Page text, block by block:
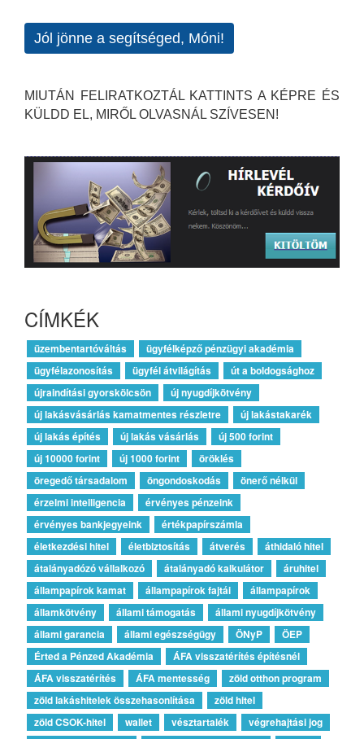
Jól jönne a segítséged, Móni!
MIUTÁN FELIRATKOZTÁL KATTINTS A KÉPRE ÉS
KÜLDD EL, MIRŐL OLVASNÁL SZÍVESEN!
CÍMKÉK
üzembentartóváltás
ügyfélképző pénzügyi akadémia
ügyfélazonosítás
ügyfél átvilágítás
út a boldogsághoz
újraindítási gyorskölcsön
új nyugdíjkötvény
új lakásvásárlás kamatmentes részletre
új lakástakarék
új lakás építés
új lakás vásárlás
új 500 forint
új 10000 forint
új 1000 forint
öröklés
öregedő társadalom
öngondoskodás
önerő nélkül
érzelmi intelligencia
érvényes pénzeink
érvényes bankjegyeink
értékpapírszámla
életkezdési hitel
életbiztosítás átverés
áthidaló hitel
átalányadózó vállalkozó
átalányadó kalkulátor
áruhitel
állampapírok kamat
állampapírok fajtái
állampapírok
államkötvény
állami támogatás
állami nyugdíjkötvény
állami garancia
állami egészségügy ÖNyP
ÖEP
Érted a Pénzed Akadémia
ÁFA visszatérítés építésnél
ÁFA visszatérítés
ÁFA mentesség
zöld otthon program
zöld lakáshitelek összehasonlítása
zöld hitel
zöld CSOK-hitel
wallet vésztartalék
végrehajtási jog